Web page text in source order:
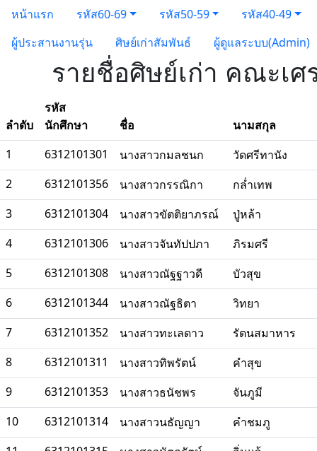
หน้าแรก รหัส60-69 รหัส50-59
รหัส40-49
ผู้ประสานงานรุ่น
ศิษย์เก่าสัมพันธ์ ผู้ดูแลระบบ(Admin)
รายชื่อศิษย์เก่า คณะเ
ลำดับ
รหัส
นักศึกษา
ชื่อ
นามสกุล
1
6312101301 นางสาวกมลชนก
วัดศรีทานัง
2
6312101356 นางสาวกรรณิกา
กล่ำเทพ
3
6312101304 นางสาวขัตติยาภรณ์
ปู่หล้า
4
6312101306 นางสาวจันทัปปภา
ภิรมศรี
5
6312101308 นางสาวณัฐฐาวดี
บัวสุข
6
6312101344 นางสาวณัฐธิตา
วิทยา
7
6312101352 นางสาวทะเลดาว
รัตนสมาหาร
8
6312101311 นางสาวทิพรัตน์
คำสุข
9
6312101353 นางสาวธนัชพร
จันภูมี
10
6312101314 นางสาวนธัญญา
คำชมภู